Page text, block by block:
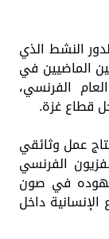
النشط الذي
الماضيين في
الفرنسي،
قطاع غزة.
عمل وثائقي
الفرنسي
في صون
داخل